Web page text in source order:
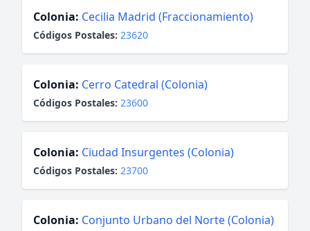
Colonia: Cecilia Madrid (Fraccionamiento)
Códigos Postales: 23620
Colonia: Cerro Catedral (Colonia)
Códigos Postales: 23600
Colonia: Ciudad Insurgentes (Colonia)
Códigos Postales: 23700
Colonia: Conjunto Urbano del Norte (Colonia)